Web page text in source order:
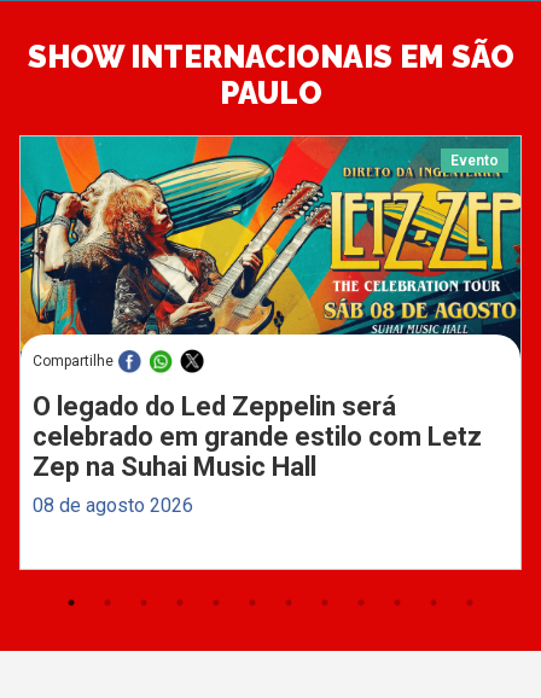
SHOW INTERNACIONAIS EM SÃO
PAULO
Evento
Compartilhe
O legado do Led Zeppelin será
celebrado em grande estilo com Letz
Zep na Suhai Music Hall
08 de agosto 2026